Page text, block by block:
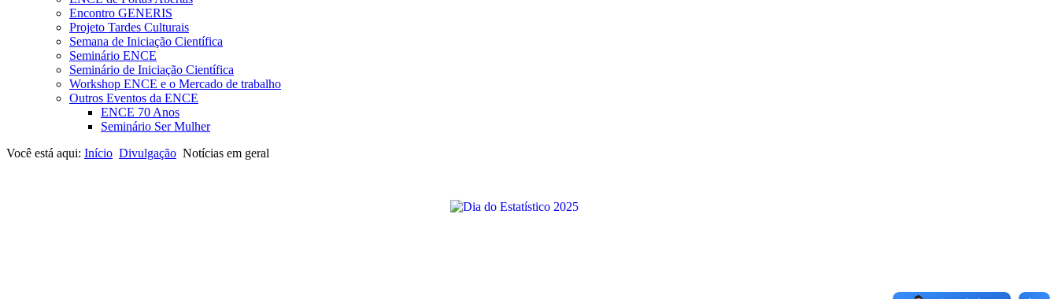
Encontro GENERIS
Projeto Tardes Culturais
Semana de Iniciação Científica
Seminário ENCE
Seminário de Iniciação Científica
Workshop ENCE e o Mercado de trabalho
Outros Eventos da ENCE
ENCE 70 Anos
Seminário Ser Mulher
Você está aqui: Início Divulgação Notícias em geral